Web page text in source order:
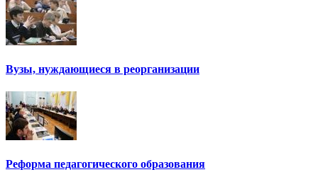
Вузы, нуждающиеся в реорганизации
Реформа педагогического образования